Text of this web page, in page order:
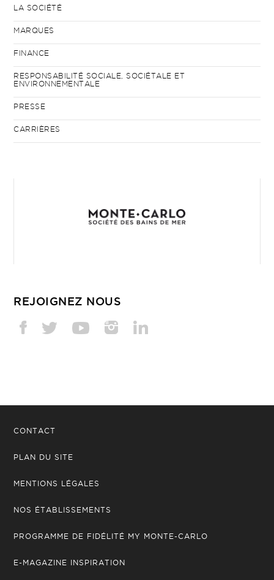
LA SOCIÉTÉ
MARQUES
FINANCE
RESPONSABILITÉ SOCIALE, SOCIÉTALE ET
ENVIRONNEMENTALE
PRESSE
CARRIÈRES
REJOIGNEZ NOUS
CONTACT
PLAN DU SITE
MENTIONS LÉGALES
NOS ÉTABLISSEMENTS
PROGRAMME DE FIDÉLITÉ MY MONTE-CARLO
E-MAGAZINE INSPIRATION